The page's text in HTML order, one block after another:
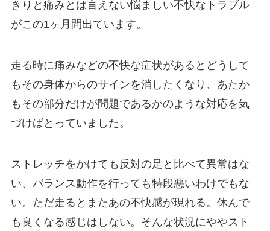
きりと痛みとは言えない悩ましい不快なトラブル
がこの1ヶ月間出ています。
走る時に痛みなどの不快な症状があるとどうして
もその身体からのサインを消したくなり、あたか
もその部分だけが問題であるかのような対応を気
づけばとっていました。
ストレッチをかけても反対の足と比べて異常はな
い、バランス動作を行っても特段悪いわけでもな
い。ただ走るとまたあの不快感が現れる。休んで
も良くなる感じはしない。そんな状況にややスト